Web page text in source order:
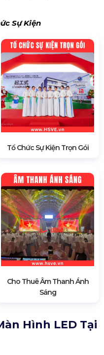
Sự Kiện
Tổ Chức Sự Kiện Trọn Gói
Cho Thuê Âm Thanh Ánh
Sáng
Hình LED Tại